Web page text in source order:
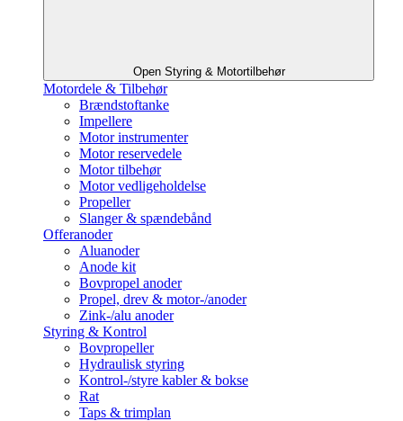
Open Styring & Motortilbehør
Motordele & Tilbehør
Brændstoftanke
Impellere
Motor instrumenter
Motor reservedele
Motor tilbehør
Motor vedligeholdelse
Propeller
Slanger & spændebånd
Offeranoder
Aluanoder
Anode kit
Bovpropel anoder
Propel, drev & motor-/anoder
Zink-/alu anoder
Styring & Kontrol
Bovpropeller
Hydraulisk styring
Kontrol-/styre kabler & bokse
Rat
Taps & trimplan